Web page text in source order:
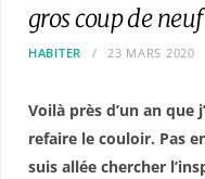
gros coup de neuf
HABITER 23 MARS 2020
Voilà près d’un an que
refaire le couloir. Pas
suis allée chercher